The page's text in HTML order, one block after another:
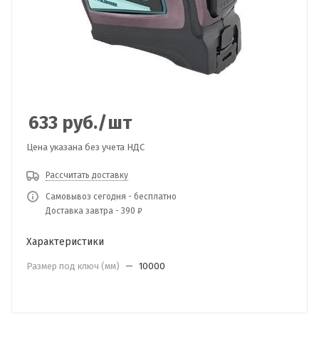
633 руб./шт
Цена указана без учета НДС
Рассчитать доставку
Самовывоз сегодня - бесплатно
Доставка завтра - 390 ₽
Характеристики
Размер под ключ (мм) — 10000